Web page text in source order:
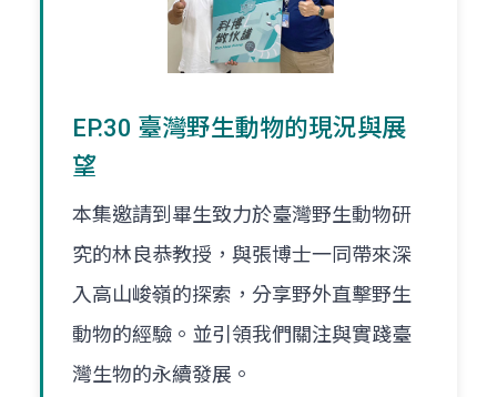
EP.30 臺灣野生動物的現況與展
望
本集邀請到畢生致力於臺灣野生動物研
究的林良恭教授，與張博士一同帶來深
入高山峻嶺的探索，分享野外直擊野生
動物的經驗。並引領我們關注與實踐臺
灣生物的永續發展。